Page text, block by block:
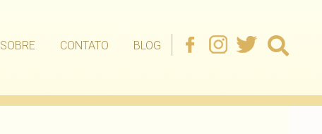
SOBRE CONTATO BLOG